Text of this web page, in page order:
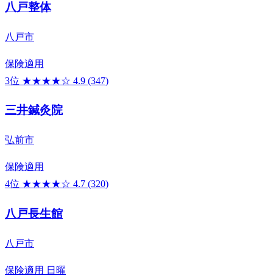
八戸整体
八戸市
保険適用
3位 ★★★★☆ 4.9 (347)
三井鍼灸院
弘前市
保険適用
4位 ★★★★☆ 4.7 (320)
八戸長生館
八戸市
保険適用 日曜